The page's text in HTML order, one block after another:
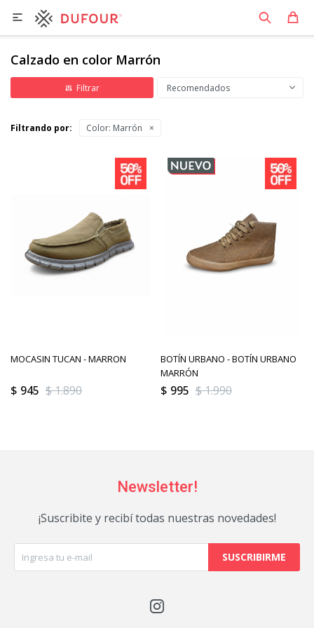

Calzado en color Marrón
Recomendados
Filtrando por: Color: Marrón
MOCASIN TUCAN - MARRON
$ 945 $1.890
BOTÍN URBANO - BOTÍN URBANO
MARRÓN
$ 995 $1.990
Newsletter!
¡Suscribite y recibí todas nuestras novedades!
SUSCRIBIRME
